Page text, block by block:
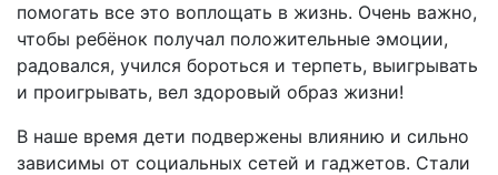
помогать все это воплощать в жизнь. Очень важно,
чтобы ребёнок получал положительные эмоции,
радовался, учился бороться и терпеть, выигрывать
и проигрывать, вел здоровый образ жизни!
В наше время дети подвержены влиянию и сильно
зависимы от социальных сетей и гаджетов. Стали